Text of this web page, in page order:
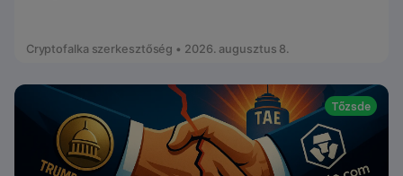
Cryptofalka szerkesztőség • 2026. augusztus 8.
Tőzsde